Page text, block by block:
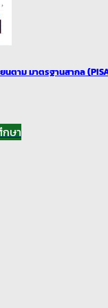
ตาม มาตรฐานสากล
ษา